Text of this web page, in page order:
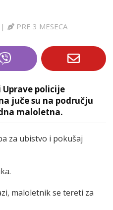
| PRE 3 MESECA
policije
juče su na području
maloletna.
za ubistvo i pokušaj
maloletnik se tereti za